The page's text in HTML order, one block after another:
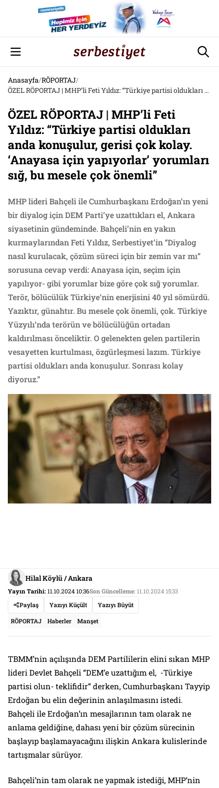
Anasayfa/RÖPORTAJ/
ÖZEL RÖPORTAJ | MHP’li Feti Yıldız: “Türkiye partisi oldukları anda konuşulur, gerisi çok kolay. ‘Anayasa için yapıyorlar’ yorumları sığ, bu mesele çok önemli”
ÖZEL RÖPORTAJ | MHP’li Feti
Yıldız: “Türkiye partisi oldukları
anda konuşulur, gerisi çok kolay.
‘Anayasa için yapıyorlar’ yorumları
sığ, bu mesele çok önemli”
MHP lideri Bahçeli ile Cumhurbaşkanı Erdoğan’ın yeni
bir diyalog için DEM Parti’ye uzattıkları el, Ankara
siyasetinin gündeminde. Bahçeli’nin en yakın
kurmaylarından Feti Yıldız, Serbestiyet’in “Diyalog
nasıl kurulacak, çözüm süreci için bir zemin var mı”
sorusuna cevap verdi: Anayasa için, seçim için
yapılıyor- gibi yorumlar bize göre çok sığ yorumlar.
Terör, bölücülük Türkiye’nin enerjisini 40 yıl sömürdü.
Yazıktır, günahtır. Bu mesele çok önemli, çok. Türkiye
Yüzyılı’nda terörün ve bölücülüğün ortadan
kaldırılması önceliktir. O gelenekten gelen partilerin
vesayetten kurtulması, özgürleşmesi lazım. Türkiye
partisi oldukları anda konuşulur. Sonrası kolay
diyoruz.”
Hilal Köylü / Ankara
Yayın Tarihi:11.10.2024 10:36Son Güncelleme:11.10.2024 15:33
Paylaş
Yazıyı Küçült Yazıyı Büyüt
RÖPORTAJ Haberler Manşet
TBMM’nin açılışında DEM Partililerin elini sıkan MHP
lideri Devlet Bahçeli “DEM’e uzattığım el, -Türkiye
partisi olun- teklifidir” derken, Cumhurbaşkanı Tayyip
Erdoğan bu elin değerinin anlaşılmasını istedi.
Bahçeli ile Erdoğan’ın mesajlarının tam olarak ne
anlama geldiğine, dahası yeni bir çözüm sürecinin
başlayıp başlamayacağını ilişkin Ankara kulislerinde
tartışmalar sürüyor.
Bahçeli’nin tam olarak ne yapmak istediği, MHP’nin